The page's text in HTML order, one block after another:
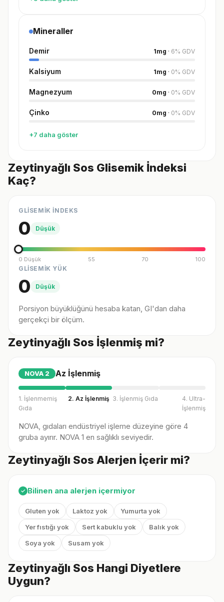
Mineraller
Demir 1mg · 6% GDV
Kalsiyum 1mg · 0% GDV
Magnezyum 0mg · 0% GDV
Çinko 0mg · 0% GDV
+7 daha göster
Zeytinyağlı Sos Glisemik İndeksi
Kaç?
GLİSEMİK İNDEKS
0 Düşük
0 Düşük 55 70 100
GLİSEMİK YÜK
0 Düşük
Porsiyon büyüklüğünü hesaba katan, GI'dan daha
gerçekçi bir ölçüm.
Zeytinyağlı Sos İşlenmiş mi?
NOVA 2 Az İşlenmiş
1. İşlenmemiş
Gıda
2. Az İşlenmiş 3. İşlenmiş Gıda
4. Ultra-
İşlenmiş
NOVA, gıdaları endüstriyel işleme düzeyine göre 4
gruba ayırır. NOVA 1 en sağlıklı seviyedir.
Zeytinyağlı Sos Alerjen İçerir mi?
✓ Bilinen ana alerjen içermiyor
Gluten yok Laktoz yok
Yumurta yok
Yer fıstığı yok
Sert kabuklu yok
Balık yok
Soya yok
Susam yok
Zeytinyağlı Sos Hangi Diyetlere
Uygun?